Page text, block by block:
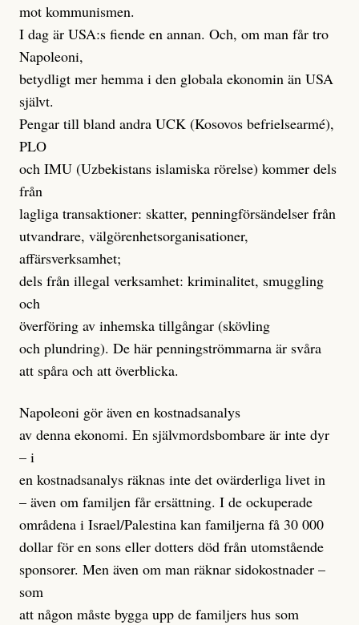
mot kommunismen.
I dag är USA:s fiende en annan. Och, om man får tro
Napoleoni,
betydligt mer hemma i den globala ekonomin än USA
självt.
Pengar till bland andra UCK (Kosovos befrielsearmé),
PLO
och IMU (Uzbekistans islamiska rörelse) kommer dels
från
lagliga transaktioner: skatter, penningförsändelser från
utvandrare, välgörenhetsorganisationer,
affärsverksamhet;
dels från illegal verksamhet: kriminalitet, smuggling
och
överföring av inhemska tillgångar (skövling
och plundring). De här penningströmmarna är svåra
att spåra och att överblicka.
Napoleoni gör även en kostnadsanalys
av denna ekonomi. En självmordsbombare är inte dyr
– i
en kostnadsanalys räknas inte det ovärderliga livet in
– även om familjen får ersättning. I de ockuperade
områdena i Israel/Palestina kan familjerna få 30 000
dollar för en sons eller dotters död från utomstående
sponsorer. Men även om man räknar sidokostnader –
som
att någon måste bygga upp de familjers hus som